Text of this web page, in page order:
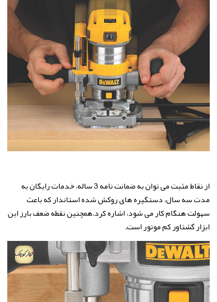
از نقاط مثبت می توان به ضمانت نامه 3 ساله، خدمات رایگان به
مدت سه سال، دستگیره های روکش شده استاندار که باعث
سهولت هنگام کار می شود، اشاره کرد.همچنین نقطه ضعف بارز این
ابزار گشتاور کم موتور است.